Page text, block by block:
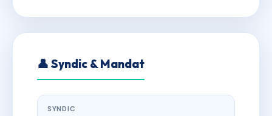
👤 Syndic & Mandat
SYNDIC